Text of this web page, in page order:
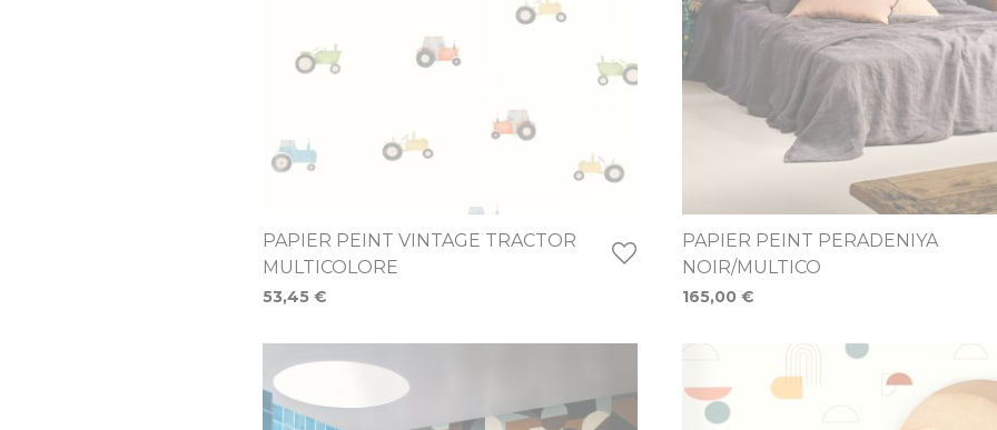
PAPIER PEINT VINTAGE TRACTOR
MULTICOLORE
53,45 €
PAPIER PEINT PERADENIYA
NOIR/MULTICO
165,00 €